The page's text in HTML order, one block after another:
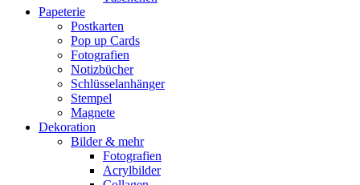
Papeterie
Postkarten
Pop up Cards
Fotografien
Notizbücher
Schlüsselanhänger
Stempel
Magnete
Dekoration
Bilder & mehr
Fotografien
Acrylbilder